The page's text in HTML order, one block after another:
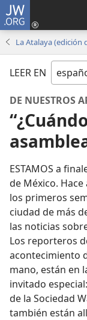
JW.ORG
LEER EN
DE NUESTROS
ESTAMOS a
de México.
los primeros
ciudad de más
las noticias
Los reporteros
acontecimiento
mano, están en
invitado
de la Sociedad
también están